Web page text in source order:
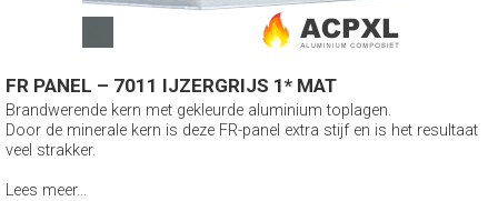
FR PANEL – 7011 IJZERGRIJS 1* MAT
Brandwerende kern met gekleurde aluminium toplagen.
Door de minerale kern is deze FR-panel extra stijf en is het resultaat
veel strakker.
Lees meer...